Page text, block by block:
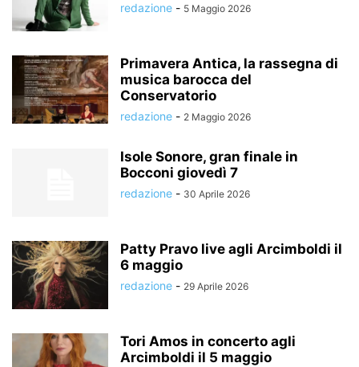
redazione - 5 Maggio 2026
Primavera Antica, la rassegna di
musica barocca del
Conservatorio
redazione - 2 Maggio 2026
Isole Sonore, gran finale in
Bocconi giovedì 7
redazione - 30 Aprile 2026
Patty Pravo live agli Arcimboldi il
6 maggio
redazione - 29 Aprile 2026
Tori Amos in concerto agli
Arcimboldi il 5 maggio